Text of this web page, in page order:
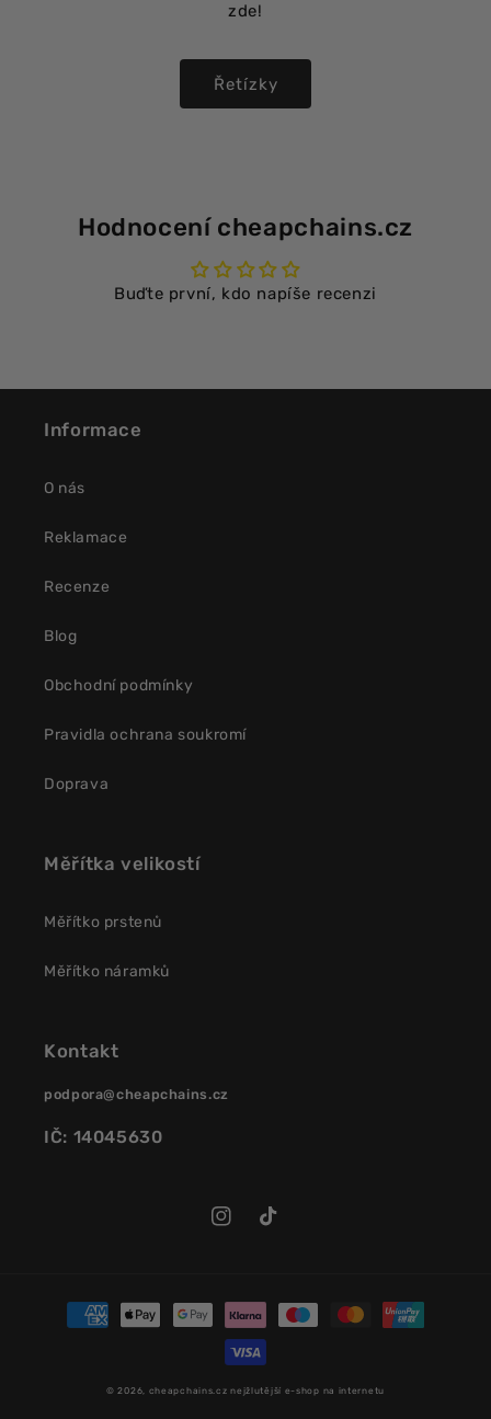
zde!
Řetízky
Hodnocení cheapchains.cz
Buďte první, kdo napíše recenzi
Informace
O nás
Reklamace
Recenze
Blog
Obchodní podmínky
Pravidla ochrana soukromí
Doprava
Měřítka velikostí
Měřítko prstenů
Měřítko náramků
Kontakt
podpora@cheapchains.cz
IČ: 14045630
InstagramTikTok
Platební
metody
© 2026, cheapchains.cz nejžlutější e-shop na internetu